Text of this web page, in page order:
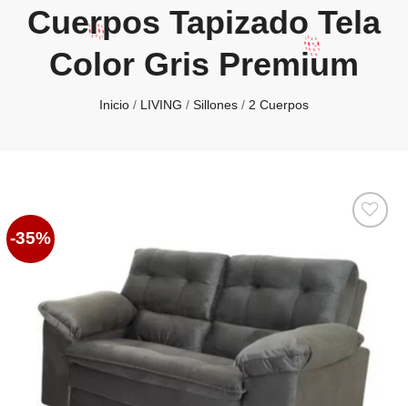
Cuerpos Tapizado Tela
Color Gris Premium
Inicio / LIVING / Sillones / 2 Cuerpos
-35%